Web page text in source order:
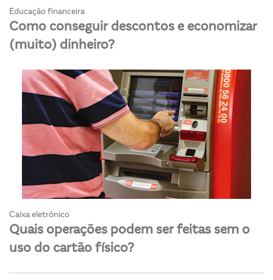
Educação financeira
Como conseguir descontos e economizar
(muito) dinheiro?
Caixa eletrônico
Quais operações podem ser feitas sem o
uso do cartão físico?